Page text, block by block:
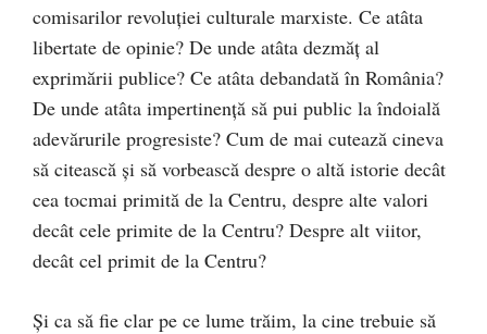
comisarilor revoluţiei culturale marxiste. Ce atâta
libertate de opinie? De unde atâta dezmăţ al
exprimării publice? Ce atâta debandată în România?
De unde atâta impertinenţă să pui public la îndoială
adevărurile progresiste? Cum de mai cutează cineva
să citească şi să vorbească despre o altă istorie decât
cea tocmai primită de la Centru, despre alte valori
decât cele primite de la Centru? Despre alt viitor,
decât cel primit de la Centru?
Şi ca să fie clar pe ce lume trăim, la cine trebuie să